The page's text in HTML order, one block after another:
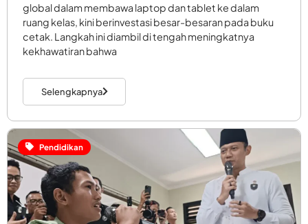
global dalam membawa laptop dan tablet ke dalam
ruang kelas, kini berinvestasi besar-besaran pada buku
cetak. Langkah ini diambil di tengah meningkatnya
kekhawatiran bahwa
Selengkapnya
Pendidikan